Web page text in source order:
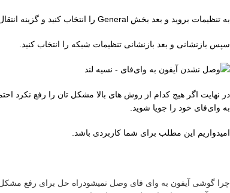
به تنظیمات بروید و بعد بخش General را انتخاب کنید و گزینه انتقال یا بازنشانی آیفون را کلیک کنید.
سپس بازنشانی و بعد بازنشانی تنظیمات شبکه را انتخاب کنید.
در نهایت اگر هیچ کدام از روش های بالا مشکل تان را رفع نکرد
به وای‌فای خود را جویا شوید.
امیدواریم این مطلب برای شما کاربردی باشد.
چرا گوشی آیفون به وای فای وصل نمیشودراه حل برای رفع